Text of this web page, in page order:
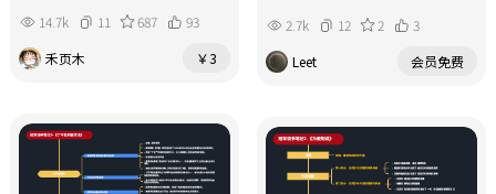
2.7k 12 2
3
Leet
会员免费
14.7k 11 687
93
禾页木
￥3